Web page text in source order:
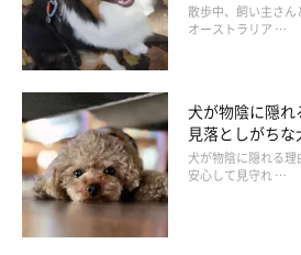
症状が出るまでの時間
アルコールの量やそのときの空腹状態、
すが、摂取後30分〜1時間程度で症状が
す。
散歩中、飼い主さ
オーストラリア …
犬が物陰に隠れ
見落としがち
犬が物陰に隠れる理
安心して見守れ …